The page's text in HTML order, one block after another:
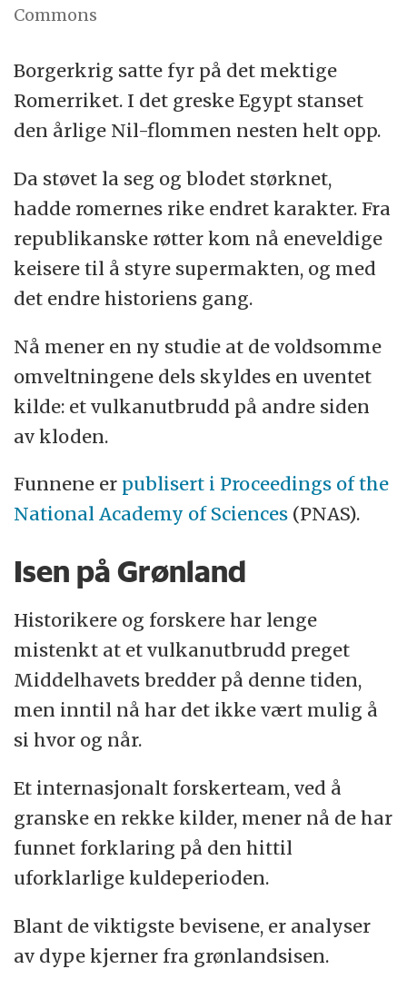
Commons
Borgerkrig satte fyr på det mektige
Romerriket. I det greske Egypt stanset
den årlige Nil-flommen nesten helt opp.
Da støvet la seg og blodet størknet,
hadde romernes rike endret karakter. Fra
republikanske røtter kom nå eneveldige
keisere til å styre supermakten, og med
det endre historiens gang.
Nå mener en ny studie at de voldsomme
omveltningene dels skyldes en uventet
kilde: et vulkanutbrudd på andre siden
av kloden.
Funnene er publisert i Proceedings of the
National Academy of Sciences (PNAS).
Isen på Grønland
Historikere og forskere har lenge
mistenkt at et vulkanutbrudd preget
Middelhavets bredder på denne tiden,
men inntil nå har det ikke vært mulig å
si hvor og når.
Et internasjonalt forskerteam, ved å
granske en rekke kilder, mener nå de har
funnet forklaring på den hittil
uforklarlige kuldeperioden.
Blant de viktigste bevisene, er analyser
av dype kjerner fra grønlandsisen.